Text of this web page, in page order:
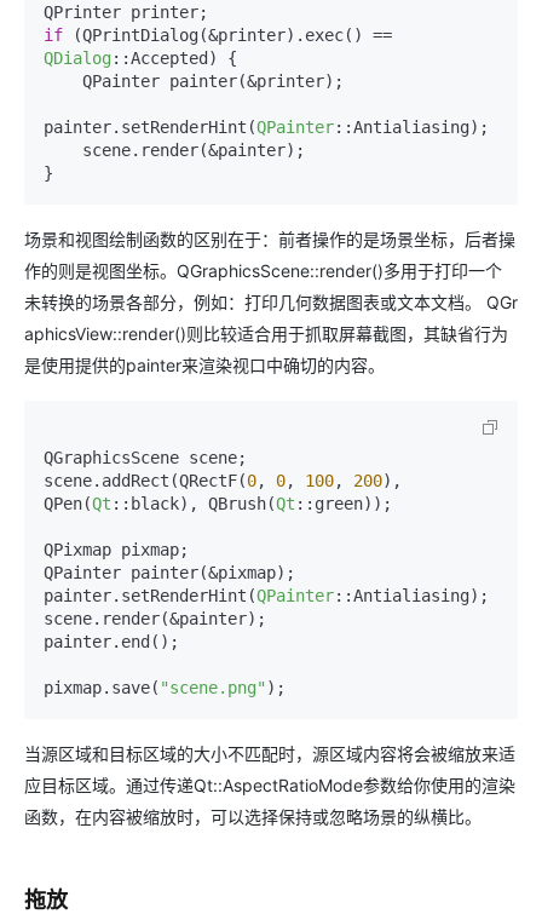
if
QDialog ::Accepted) {
painter.setRenderHint(QPainter::Antialiasing);
}
场景和视图绘制函数的区别在于：前者操作的是场景坐标，后者操
作的则是视图坐标。QGraphicsScene::render()多用于打印一个
未转换的场景各部分，例如：打印几何数据图表或文本文档。 QGr
aphicsView::render()则比较适合用于抓取屏幕截图，其缺省行为
是使用提供的painter来渲染视口中确切的内容。
QGraphicsScene scene;
scene.addRect(QRectF(0, 0, 100, 200),
QPen(Qt ::black), QBrush(Qt ::green));
QPixmap pixmap;
QPainter painter(&pixmap);
painter.setRenderHint(QPainter::Antialiasing);
scene.render(&painter);
painter.end();
pixmap.save( "scene.png" );
当源区域和目标区域的大小不匹配时，源区域内容将会被缩放来适
应目标区域。通过传递Qt::AspectRatioMode参数给你使用的渲染
函数，在内容被缩放时，可以选择保持或忽略场景的纵横比。
拖放